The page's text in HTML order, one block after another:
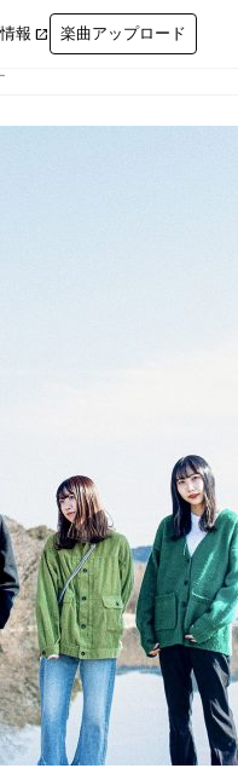
報  楽曲アップロード